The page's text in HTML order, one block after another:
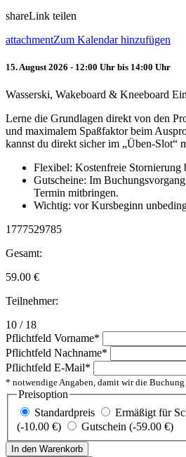
shareLink teilen
attachmentZum Kalendar hinzufügen
15. August 2026 - 12:00 Uhr bis 14:00 Uhr
Wasserski, Wakeboard & Kneeboard
Lerne die Grundlagen direkt von den
und maximalem Spaßfaktor beim
kannst du direkt sicher im „Üben-Slot“
Flexibel: Kostenfreie Stornierung
Gutscheine: Im
Termin mitbringen.
Wichtig: vor Kursbeginn
1777529785
Gesamt:
59.00 €
Teilnehmer:
10 / 18
Pflichtfeld Vorname*
Pflichtfeld Nachname*
Pflichtfeld E-Mail*
* notwendige Angaben, damit wir die
Preisoption
Standardpreis
Ermäßigt für
(-10.00 €)
Gutschein (-59.00 €)